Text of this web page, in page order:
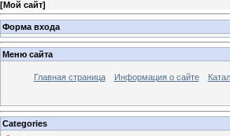
[Мой сайт]
Форма входа
Меню сайта
Главная страница Информация о сайте
Categories